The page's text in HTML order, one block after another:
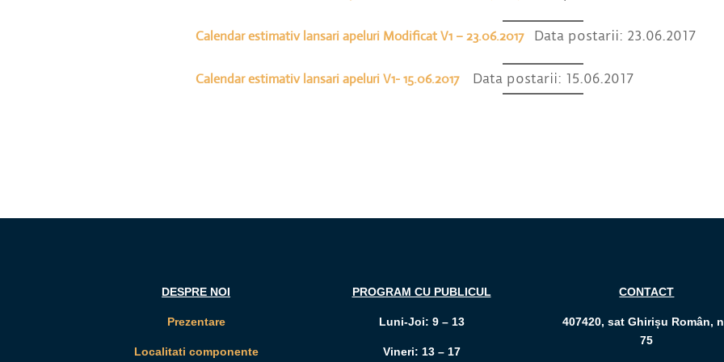
Calendar estimativ lansari apeluri Modificat V1 – 23.06.2017Data postarii: 23.06.2017
Calendar estimativ lansari apeluri V1- 15.06.2017Data postarii: 15.06.2017
DESPRE NOI
Prezentare
Localitati componente
PROGRAM CU PUBLICUL
Luni-Joi: 9 – 13
Vineri: 13 – 17
CONTACT
407420, sat Ghirișu Român,
75